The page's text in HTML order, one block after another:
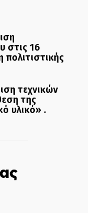
στις 16
τεχνικών
της
υλικό» .